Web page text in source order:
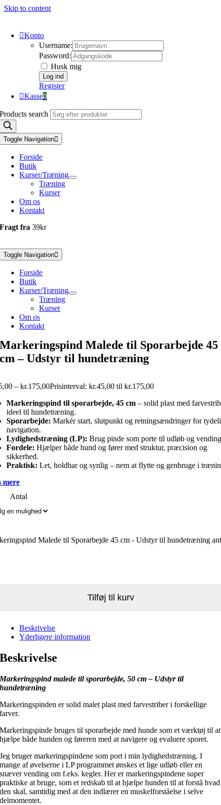
Skip to content
Konto
Username:
Password:
Husk mig
Register
Kasse0
Products search
Toggle Navigation
Forside
Butik
Kurser/Træning
Træning
Kurser
Om os
Kontakt
Fragt fra39kr
Toggle Navigation
Forside
Butik
Kurser/Træning
Træning
Kurser
Om os
Kontakt
Markeringspind Malede til Sporarbejde 45
cm – Udstyr til hundetræning
– kr.175,00Prisinterval: kr.45,00 til kr.175,00
Markeringspind til sporarbejde, 45 cm – solid plast med
ideel til hundetræning.
Sporarbejde: Markér start, slutpunkt og retningsændringer for
navigation.
Lydighedstræning (LP): Brug pinde som porte til udløb og
Fordele: Hjælper både hund og fører med struktur, præcision og
sikkerhed.
Praktisk: Let, holdbar og synlig – nem at flytte og genbruge i
mere
Antal
Malede til Sporarbejde 45 cm - Udstyr til hundetræning
Tilføj til kurv
Beskrivelse
Yderligere information
Beskrivelse
Markeringspind malede til sporarbejde, 50 cm – Udstyr til
hundetræning
Markeringspinden er solid malet plast med farvestriber i forskellige
farver.
Markeringspinde bruges til sporarbejde med hunde som et værktøj til at
hjælpe både hunden og føreren med at navigere og evaluere sporet.
Jeg bruger markeringspindene som port i min lydighedstræning. I
mange af øvelserne i LP programmet ønskes et lige udløb eller en
snæver vending om f.eks. kegler. Her er markeringspindene super
praktiske at bruge, som et redskab til at hjælpe hunden til at forstå hvad
den skal, samtidig med at den indlærer en muskelforståelse i selve
delmomentet.